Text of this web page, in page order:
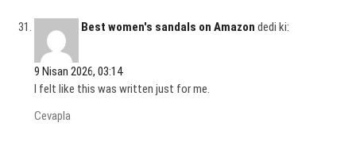
Best women's sandals on Amazon dedi ki:
9 Nisan 2026, 03:14
I felt like this was written just for me.
Cevapla